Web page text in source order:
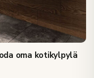
oma kotikylpylä